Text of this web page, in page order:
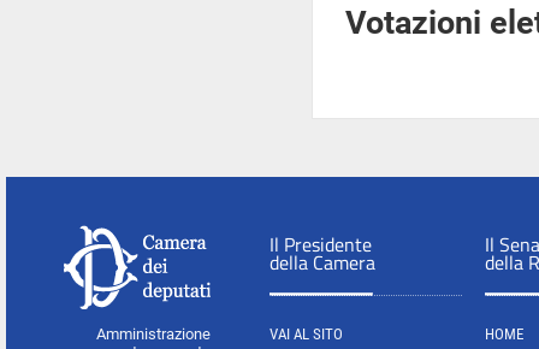
Votazioni
Amministrazione
Il Presidente
della Camera
VAI AL SITO
Il
della
HOME